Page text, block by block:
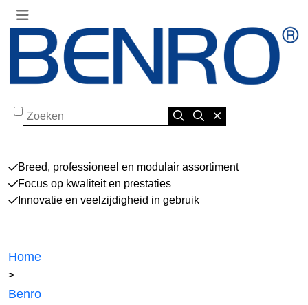
Zoeken
Breed, professioneel en modulair assortiment
Focus op kwaliteit en prestaties
Innovatie en veelzijdigheid in gebruik
Home
>
Benro